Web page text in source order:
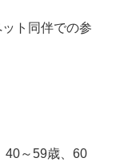
ト同伴での参
40～59歳、60